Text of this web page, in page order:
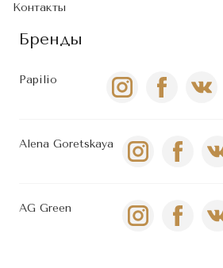
Контакты
Бренды
Papilio
Alena Goretskaya
AG Green